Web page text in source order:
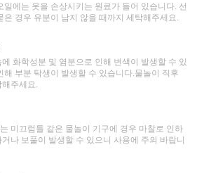
일에는 옷을 손상시키는 원료가 들어 있습니다. 선
은 경우 유분이 남지 않을 때까지 세탁해주세요.
화학성분 및 염분으로 인해 변색이 발생할 수 있
해 부분 탁생이 발생할 수 있습니다.물놀이 직후
주세요.
미끄럼틀 같은 물놀이 기구에 경우 마찰로 인하
나 보풀이 발생할 수 있으니 사용에 주의 바랍니